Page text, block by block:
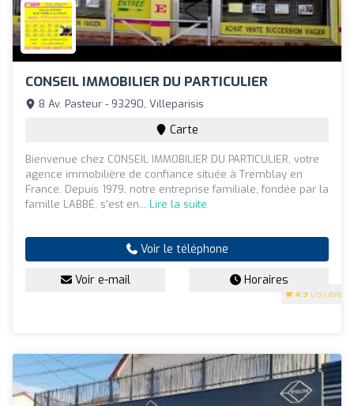
CONSEIL IMMOBILIER DU PARTICULIER
4.9 (157 avis)
8 Av. Pasteur - 93290, Villeparisis
Carte
Bienvenue chez CONSEIL IMMOBILIER DU PARTICULIER, votre
agence immobilière de confiance située à Tremblay en
France. Depuis 1979, notre entreprise familiale, fondée par la
famille LABBÉ, s'est en... Lire la suite
Voir le téléphone
Voir e-mail Horaires